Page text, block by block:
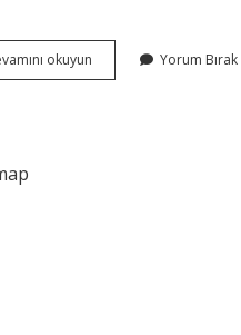
okuyun
Sıklığı
Yorum Bırak